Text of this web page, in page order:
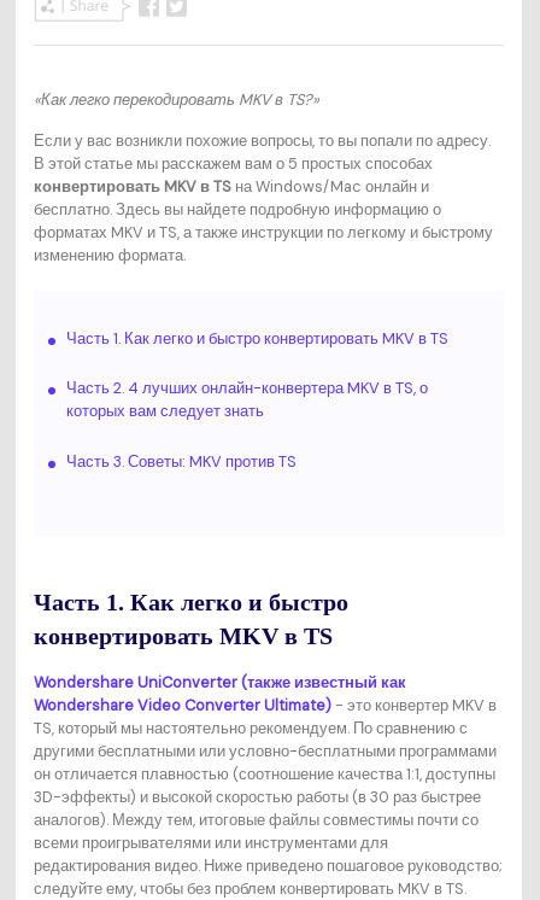
«Как легко перекодировать MKV в TS?»
Если у вас возникли похожие вопросы, то вы попали по адресу.
В этой статье мы расскажем вам о 5 простых способах
конвертировать MKV в TSна Windows/Mac онлайн и
бесплатно. Здесь вы найдете подробную информацию о
форматах MKV и TS, а также инструкции по легкому и быстрому
изменению формата.
Часть 1. Как легко и быстро конвертировать MKV в TS
Часть 2. 4 лучших онлайн-конвертера MKV в TS, о
которых вам следует знать
Часть 3. Советы: MKV против TS
Часть 1. Как легко и быстро
конвертировать MKV в TS
Wondershare UniConverter (также известный как
Wondershare Video Converter Ultimate)- это конвертер MKV в
TS, который мы настоятельно рекомендуем. По сравнению с
другими бесплатными или условно-бесплатными программами
он отличается плавностью (соотношение качества 1:1, доступны
3D-эффекты) и высокой скоростью работы (в 30 раз быстрее
аналогов). Между тем, итоговые файлы совместимы почти со
всеми проигрывателями или инструментами для
редактирования видео. Ниже приведено пошаговое руководство;
следуйте ему, чтобы без проблем конвертировать MKV в TS.